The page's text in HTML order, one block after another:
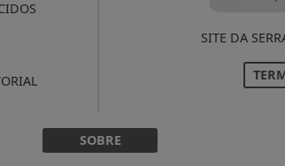
SITE DA
SOBRE